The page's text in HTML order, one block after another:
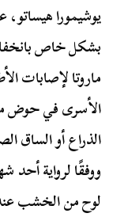
بشكل خاص
ماروتا لإصابات
الأسرى في حوض
الذراع أو الساق
ووفقًا لرواية أحد
لوح من الخشب